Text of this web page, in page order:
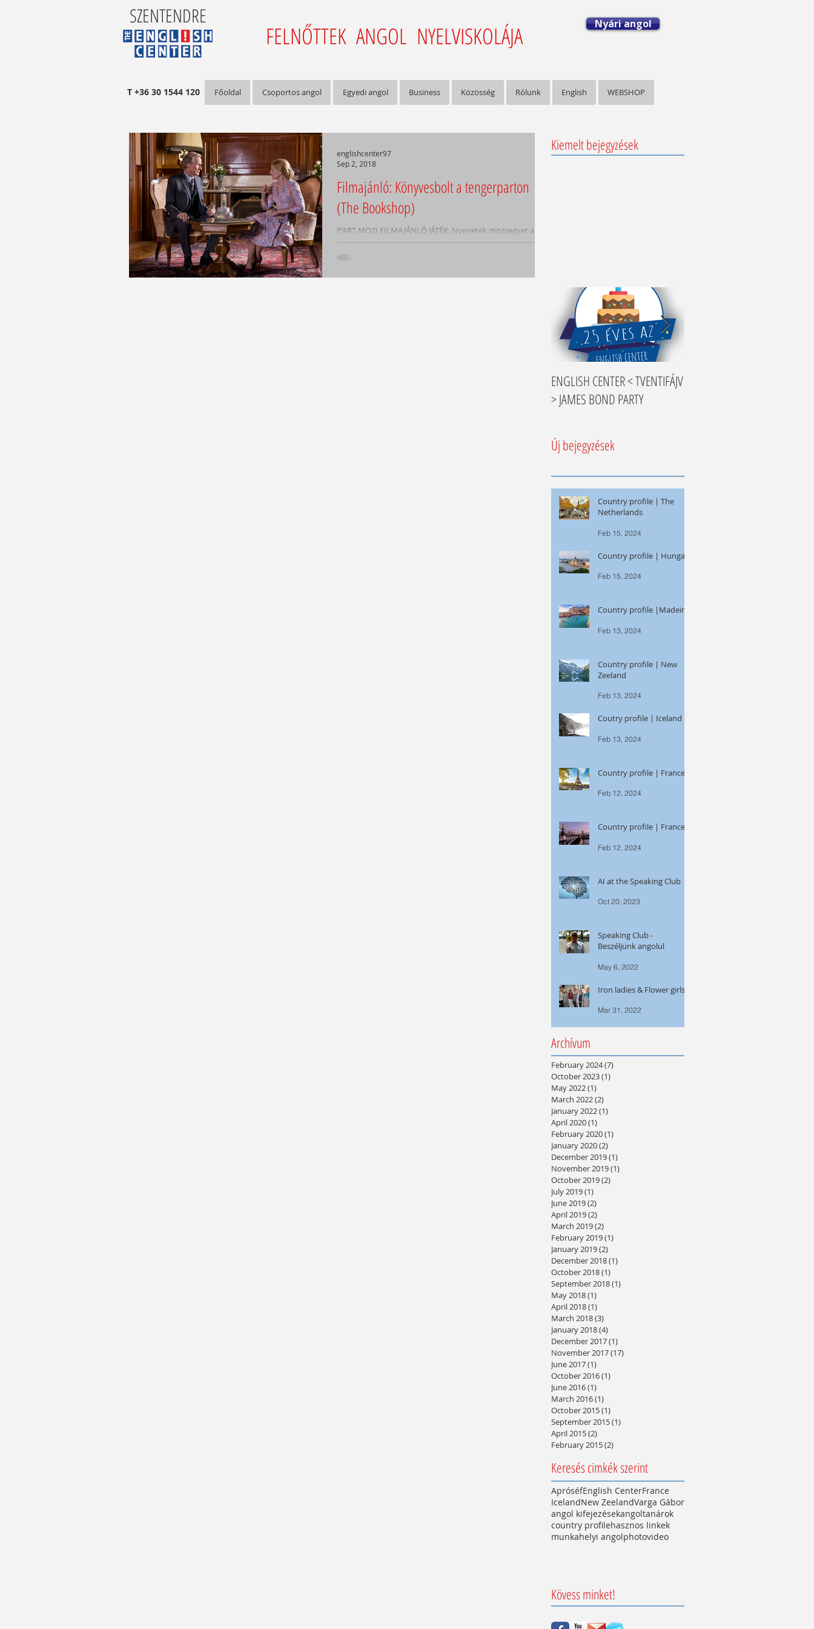
SZENTENDRE
FELNŐTTEK ANGOL NYELVISKOLÁJA Nyári angol
T +36 30 1544 120 Főoldal Csoportos angol Egyedi angol Business Közösség Rólunk English WEBSHOP
Filmajánló: Könyvesbolt a tengerparton
(The Bookshop)
P’ART MOZI FILMAJÁNLÓ JÁTÉK: Nyerjetek mozijegyet a
Könyvesbolt a tengerparton című film 26-i vetítésére! Nem
englishcenter97
Sep 2, 2018
Kiemelt bejegyzések
ENGLISH CENTER < TVENTIFÁJV
> JAMES BOND PARTY
Új bejegyzések
Country profile | The
Netherlands
Feb 15, 2024
Country profile | Hungary
Feb 15, 2024
Country profile |Madeira
Feb 13, 2024
Country profile | New
Zeeland
Feb 13, 2024
Coutry profile | Iceland
Feb 13, 2024
Country profile | France
Feb 12, 2024
Country profile | France
Feb 12, 2024
AI at the Speaking Club
Oct 20, 2023
Speaking Club -
Beszéljünk angolul
May 6, 2022
Iron ladies & Flower girls
Mar 31, 2022
Archívum
February 2024(7)
October 2023(1)
May 2022(1)
March 2022(2)
January 2022(1)
April 2020(1)
February 2020(1)
January 2020(2)
December 2019(1)
November 2019(1)
October 2019(2)
July 2019(1)
June 2019(2)
April 2019(2)
March 2019(2)
February 2019(1)
January 2019(2)
December 2018(1)
October 2018(1)
September 2018(1)
May 2018(1)
April 2018(1)
March 2018(3)
January 2018(4)
December 2017(1)
November 2017(17)
June 2017(1)
October 2016(1)
June 2016(1)
March 2016(1)
October 2015(1)
September 2015(1)
April 2015(2)
February 2015(2)
Keresés cimkék szerint
ApróséfEnglish CenterFrance
IcelandNew ZeelandVarga Gábor
angol kifejezésekangoltanárok
country profilehasznos linkek
munkahelyi angolphotovideo
Kövess minket!